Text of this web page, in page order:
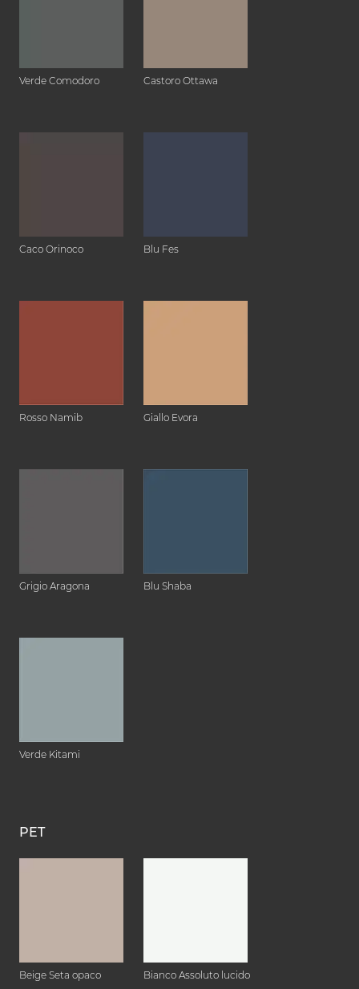
Verde Comodoro Castoro Ottawa
Caco Orinoco Blu Fes
Rosso Namib Giallo Evora
Grigio Aragona Blu Shaba
Verde Kitami
PET
Beige Seta opaco Bianco Assoluto lucido